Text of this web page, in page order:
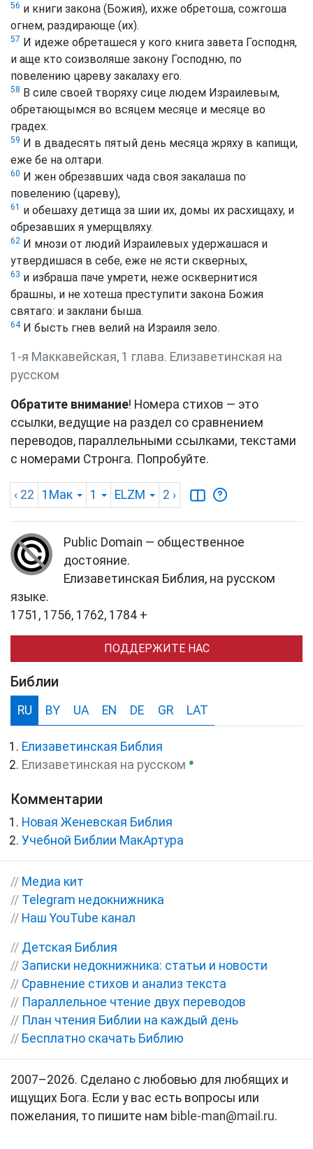
56 и книги закона (Божия), ихже обретоша, сожгоша
огнем, раздирающе (их).
57 И идеже обреташеся у кого книга завета Господня,
и аще кто соизволяше закону Господню, по
повелению цареву закалаху его.
58 В силе своей творяху сице людем Израилевым,
обретающымся во всяцем месяце и месяце во
градех.
59 И в двадесять пятый день месяца жряху в капищи,
еже бе на олтари.
60 И жен обрезавших чада своя закалаша по
повелению (цареву),
61 и обешаху детища за шии их, домы их расхищаху, и
обрезавших я умерщвляху.
62 И мнози от людий Израилевых удержашася и
утвердишася в себе, еже не ясти скверных,
63 и избраша паче умрети, неже осквернитися
брашны, и не хотеша преступити закона Божия
святаго: и заклани быша.
64И бысть гнев велий на Израиля зело.
1-я Маккавейская, 1 глава. Елизаветинская на
русском
Обратите внимание! Номера стихов — это
ссылки, ведущие на раздел со сравнением
переводов, параллельными ссылками, текстами
с номерами Стронга. Попробуйте.
‹ 22 1Мак 1 ELZM 2 ›
Public Domain — общественное
достояние.
Елизаветинская Библия, на русском
языке.
1751, 1756, 1762, 1784 +
ПОДДЕРЖИТЕ НАС
Библии
RU BY UA EN DE GR LAT
Елизаветинская Библия
Елизаветинская на русском ●
Комментарии
Новая Женевская Библия
Учебной Библии МакАртура
// Медиа кит
// Telegram недокнижника
// Наш YouTube канал
// Детская Библия
// Записки недокнижника: статьи и новости
// Сравнение стихов и анализ текста
// Параллельное чтение двух переводов
// План чтения Библии на каждый день
// Бесплатно скачать Библию
2007–2026. Сделано с любовью для любящих и
ищущих Бога. Если у вас есть вопросы или
пожелания, то пишите нам bible-man@mail.ru.